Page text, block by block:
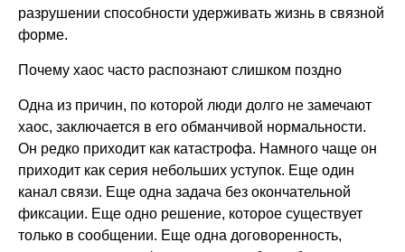
разрушении способности удерживать жизнь в связной
форме.
Почему хаос часто распознают слишком поздно
Одна из причин, по которой люди долго не замечают
хаос, заключается в его обманчивой нормальности.
Он редко приходит как катастрофа. Намного чаще он
приходит как серия небольших уступок. Еще один
канал связи. Еще одна задача без окончательной
фиксации. Еще одно решение, которое существует
только в сообщении. Еще одна договоренность,